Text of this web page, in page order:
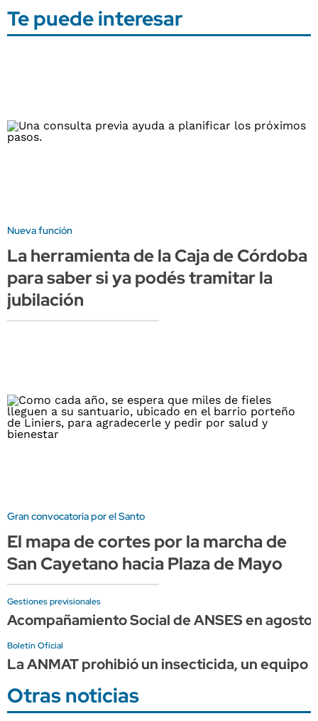
Te puede interesar
Nueva función
La herramienta de la Caja de Córdoba
para saber si ya podés tramitar la
jubilación
Gran convocatoria por el Santo
El mapa de cortes por la marcha de
San Cayetano hacia Plaza de Mayo
Gestiones previsionales
Acompañamiento Social de ANSES en
Boletín Oficial
La ANMAT prohibió un insecticida, un
Otras noticias